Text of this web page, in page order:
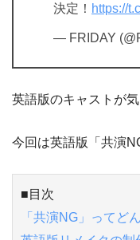
決定！ https://
— FRIDAY
英語版のキャストが気
今回は英語版「共演
■目次
「共演NG」ってど